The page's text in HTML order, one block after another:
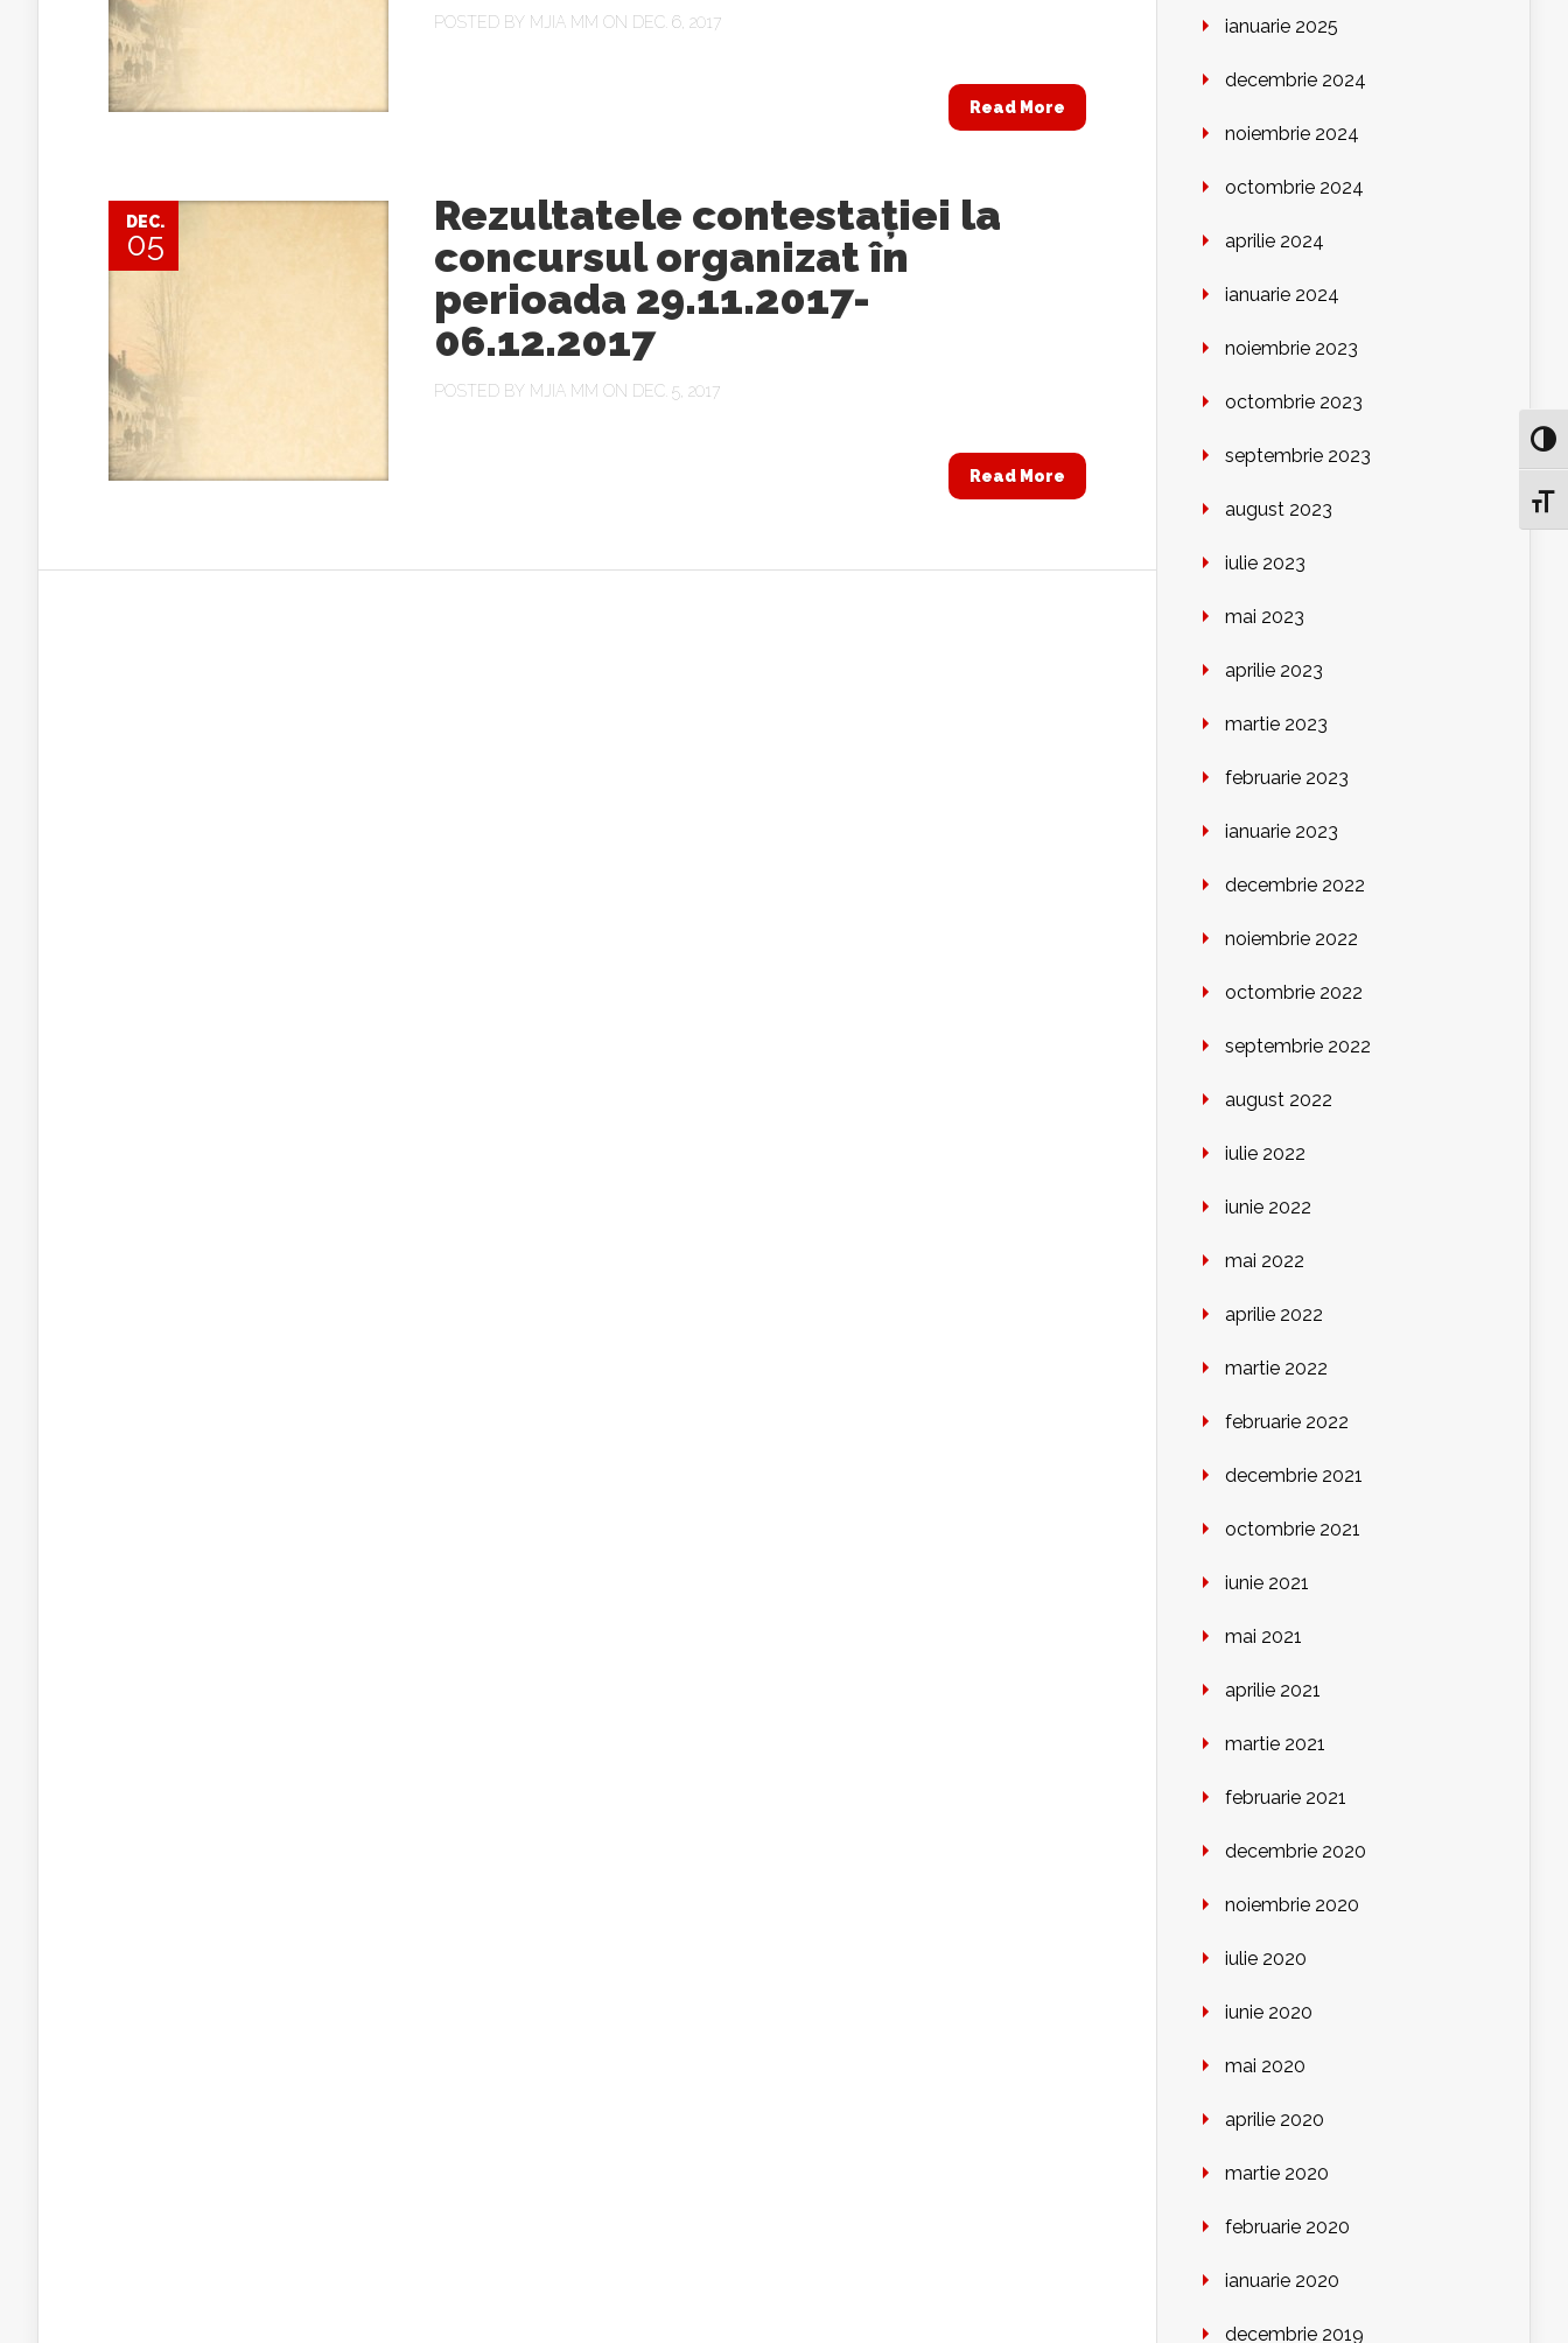
POSTED BY MJIA MM ON DEC. 6, 2017
Read More
DEC.
05
Rezultatele contestaţiei la
concursul organizat în
perioada 29.11.2017-
06.12.2017
POSTED BY MJIA MM ON DEC. 5, 2017
Read More
ianuarie 2025
decembrie 2024
noiembrie 2024
octombrie 2024
aprilie 2024
ianuarie 2024
noiembrie 2023
octombrie 2023
septembrie 2023
august 2023
iulie 2023
mai 2023
aprilie 2023
martie 2023
februarie 2023
ianuarie 2023
decembrie 2022
noiembrie 2022
octombrie 2022
septembrie 2022
august 2022
iulie 2022
iunie 2022
mai 2022
aprilie 2022
martie 2022
februarie 2022
decembrie 2021
octombrie 2021
iunie 2021
mai 2021
aprilie 2021
martie 2021
februarie 2021
decembrie 2020
noiembrie 2020
iulie 2020
iunie 2020
mai 2020
aprilie 2020
martie 2020
februarie 2020
ianuarie 2020
decembrie 2019